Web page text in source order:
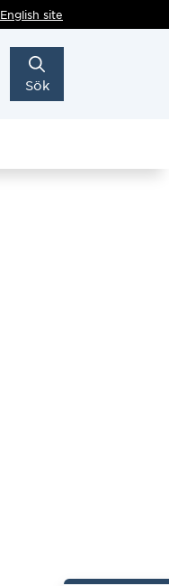
English site
Sök